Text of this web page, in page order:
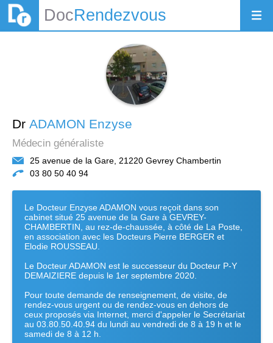
DocRendezvous
Dr ADAMON Enzyse
Médecin généraliste
25 avenue de la Gare, 21220 Gevrey Chambertin
03 80 50 40 94
Le Docteur Enzyse ADAMON vous reçoit dans son
cabinet situé 25 avenue de la Gare à GEVREY-
CHAMBERTIN, au rez-de-chaussée, à côté de La Poste,
en association avec les Docteurs Pierre BERGER et
Elodie ROUSSEAU.
Le Docteur ADAMON est le successeur du Docteur P-Y
DEMAIZIERE depuis le 1er septembre 2020.
Pour toute demande de renseignement, de visite, de
rendez-vous urgent ou de rendez-vous en dehors de
ceux proposés via Internet, merci d'appeler le Secrétariat
au 03.80.50.40.94 du lundi au vendredi de 8 à 19 h et le
samedi de 8 à 12 h.